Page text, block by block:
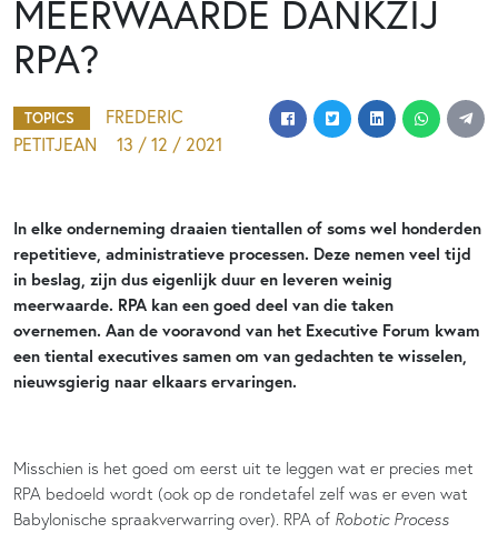
MEERWAARDE DANKZIJ
RPA?
TOPICS
FREDERIC
PETITJEAN
13 / 12 / 2021
In elke onderneming draaien tientallen of soms wel honderden
repetitieve, administratieve processen. Deze nemen veel tijd
in beslag, zijn dus eigenlijk duur en leveren weinig
meerwaarde. RPA kan een goed deel van die taken
overnemen. Aan de vooravond van het Executive Forum kwam
een tiental executives samen om van gedachten te wisselen,
nieuwsgierig naar elkaars ervaringen.
Misschien is het goed om eerst uit te leggen wat er precies met
RPA bedoeld wordt (ook op de rondetafel zelf was er even wat
Babylonische spraakverwarring over). RPA of Robotic Process